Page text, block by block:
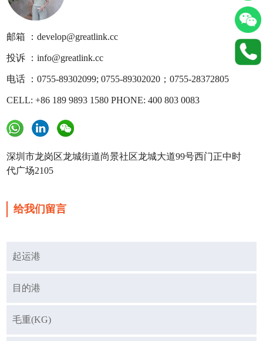
邮箱 ：develop@greatlink.cc
投诉 ：info@greatlink.cc
电话 ：0755-89302099; 0755-89302020；0755-28372805
CELL: +86 189 9893 1580 PHONE: 400 803 0083
深圳市龙岗区龙城街道尚景社区龙城大道99号西门正中时
代广场2105
给我们留言